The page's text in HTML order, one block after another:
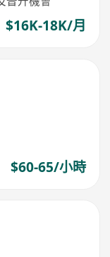
$16K-18K/月
$60-65/小時